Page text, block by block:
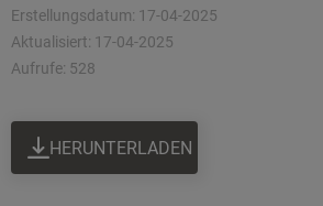
Erstellungsdatum: 17-04-2025
Aktualisiert: 17-04-2025
Aufrufe: 528
HERUNTERLADEN